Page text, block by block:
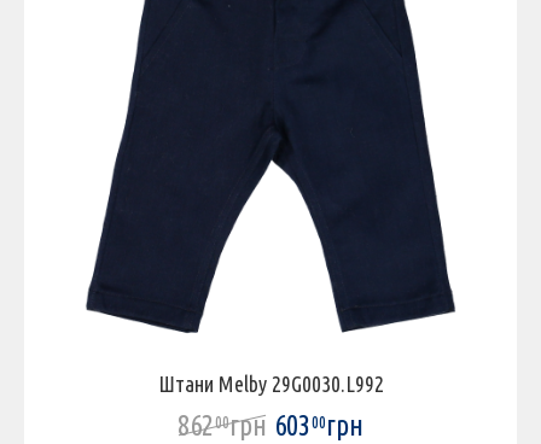
Штани Melby 29G0030.L992
86200грн 60300грн